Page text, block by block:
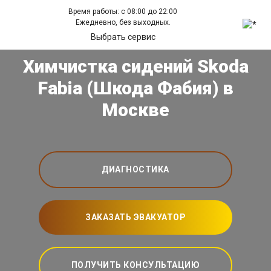
Время работы: с 08:00 до 22:00
Ежедневно, без выходных.
Выбрать сервис
Химчистка сидений Skoda
Fabia (Шкода Фабия) в
Москве
ДИАГНОСТИКА
ЗАКАЗАТЬ ЭВАКУАТОР
ПОЛУЧИТЬ КОНСУЛЬТАЦИЮ